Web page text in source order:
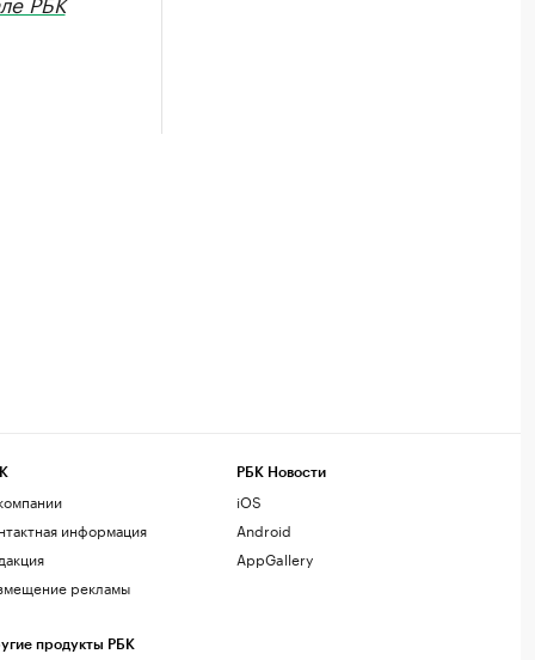
информация
рекламы
продукты РБК
РБК Новости
iOS
Android
AppGallery